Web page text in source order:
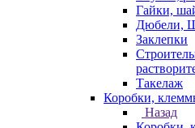
Гайки,
Дюбели,
Заклепки
Такелаж
Коробки,
Назад